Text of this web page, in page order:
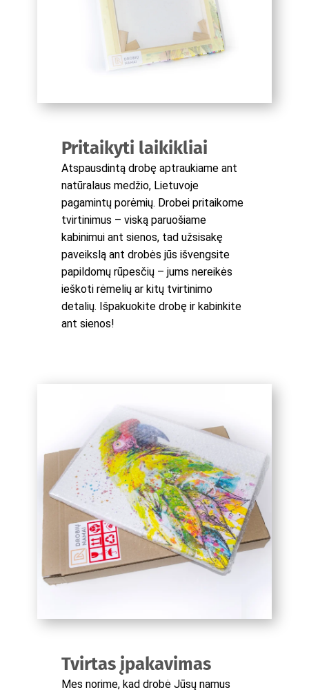
Pritaikyti laikikliai
Atspausdintą drobę aptraukiame ant
natūralaus medžio, Lietuvoje
pagamintų porėmių. Drobei pritaikome
tvirtinimus – viską paruošiame
kabinimui ant sienos, tad užsisakę
paveikslą ant drobės jūs išvengsite
papildomų rūpesčių – jums nereikės
ieškoti rėmelių ar kitų tvirtinimo
detalių. Išpakuokite drobę ir kabinkite
ant sienos!
Tvirtas įpakavimas
Mes norime, kad drobė Jūsų namus